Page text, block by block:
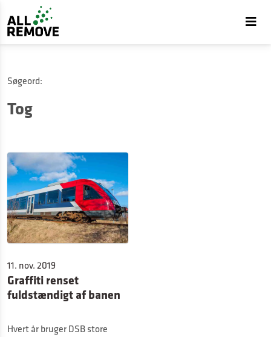
Søgeord:
Tog
11. nov. 2019
Graffiti renset
fuldstændigt af banen
Hvert år bruger DSB store